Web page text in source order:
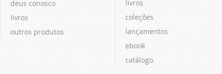
deus conosco
livros
outros produtos
livros
coleções
lançamentos
ebook
catálogo